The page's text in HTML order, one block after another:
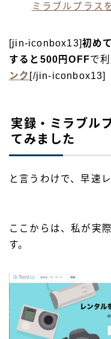
ミラブルプラス
[jin-iconbox13]初め
すると500円OFFで
ンク [/jin-iconbox13]
実録・ミラブル
てみました
と言うわけで、早速
ここからは、私が実
す。